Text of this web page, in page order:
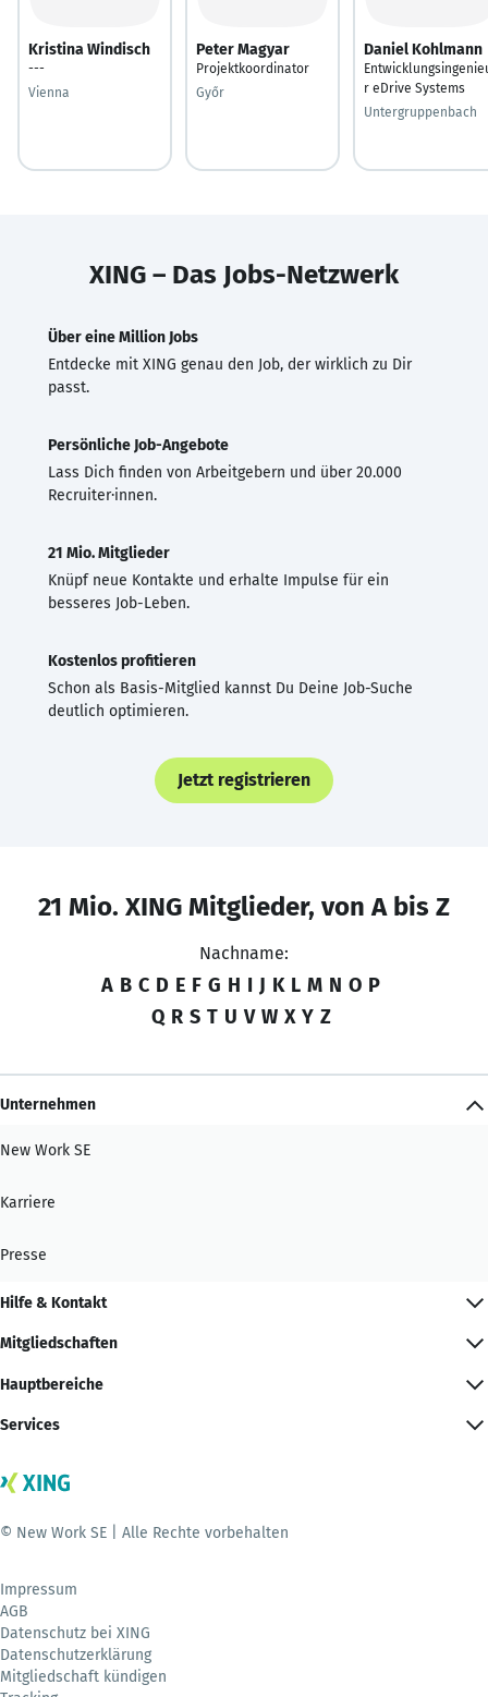
Kristina Windisch
---
Vienna
Peter Magyar
Projektkoordinator
Győr
Daniel Kohlmann
r eDrive Systems
Untergruppenbach
XING – Das Jobs-Netzwerk
Über eine Million Jobs
Entdecke mit XING genau den Job, der wirklich zu Dir
passt.
Persönliche Job-Angebote
Lass Dich finden von Arbeitgebern und über 20.000
Recruiter·innen.
21 Mio. Mitglieder
Knüpf neue Kontakte und erhalte Impulse für ein
besseres Job-Leben.
Kostenlos profitieren
Schon als Basis-Mitglied kannst Du Deine Job-Suche
deutlich optimieren.
Jetzt registrieren
21 Mio. XING Mitglieder, von A bis Z
Nachname:
A B C D E F G H I J K L M N O P
Q R S T U V W X Y Z
Unternehmen
New Work SE
Karriere
Presse
Hilfe & Kontakt
Mitgliedschaften
Hauptbereiche
Services
© New Work SE | Alle Rechte vorbehalten
Impressum
AGB
Datenschutz bei XING
Datenschutzerklärung
Mitgliedschaft kündigen